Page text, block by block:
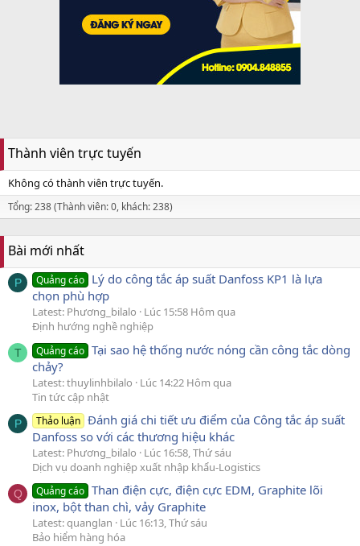
Thành viên trực tuyến
Không có thành viên trực tuyến.
Tổng: 238 (Thành viên: 0, khách: 238)
Bài mới nhất
P Quảng cáo Lý do công tắc áp suất Danfoss KP1 là lựa
chọn phù hợp
Latest: Phương_bilalo
Lúc 15:58 Hôm qua
Định hướng nghề nghiệp
T Quảng cáo Tại sao hệ thống nước nóng cần công tắc dòng
chảy?
Latest: thuylinhbilalo
Lúc 14:22 Hôm qua
Tin tức cập nhật
P Thảo luận Đánh giá chi tiết ưu điểm của Công tắc áp suất
Danfoss so với các thương hiệu khác
Latest: Phương_bilalo
Lúc 16:58, Thứ sáu
Dịch vụ doanh nghiệp xuất nhập khẩu-Logistics
Q Quảng cáo Than điện cực, điện cực EDM, Graphite lõi
inox, bột than chì, vảy Graphite
Latest: quanglan
Lúc 16:13, Thứ sáu
Bảo hiểm hàng hóa